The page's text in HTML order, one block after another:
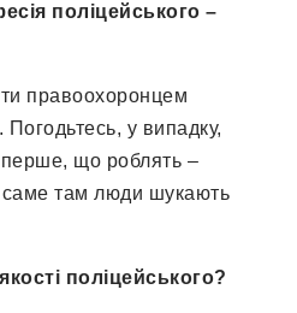
поліцейського –
правоохоронцем
у випадку,
що роблять –
саме там люди шукають
поліцейського?